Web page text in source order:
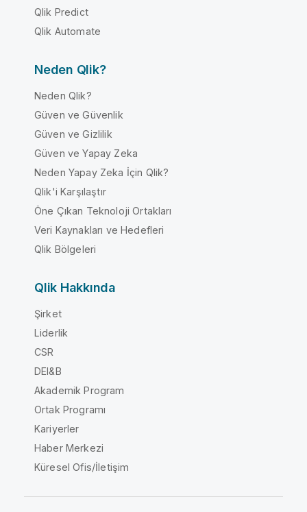
Qlik Predict
Qlik Automate
Neden Qlik?
Neden Qlik?
Güven ve Güvenlik
Güven ve Gizlilik
Güven ve Yapay Zeka
Neden Yapay Zeka İçin Qlik?
Qlik'i Karşılaştır
Öne Çıkan Teknoloji Ortakları
Veri Kaynakları ve Hedefleri
Qlik Bölgeleri
Qlik Hakkında
Şirket
Liderlik
CSR
DEI&B
Akademik Program
Ortak Programı
Kariyerler
Haber Merkezi
Küresel Ofis/İletişim